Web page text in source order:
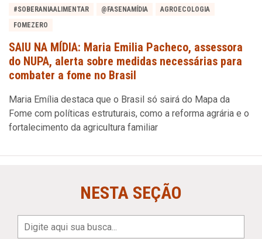
#SOBERANIAALIMENTAR @FASENAMÍDIA
AGROECOLOGIA
FOMEZERO
SAIU NA MÍDIA: Maria Emilia Pacheco, assessora
do NUPA, alerta sobre medidas necessárias para
combater a fome no Brasil
Maria Emília destaca que o Brasil só sairá do Mapa da
Fome com políticas estruturais, como a reforma agrária e o
fortalecimento da agricultura familiar
NESTA SEÇÃO